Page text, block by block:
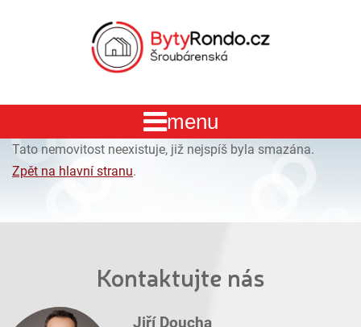
Tato nemovitost neexistuje, již nejspíš byla smazána.
Zpět na hlavní stranu.
Kontaktujte nás
Jiří Doucha